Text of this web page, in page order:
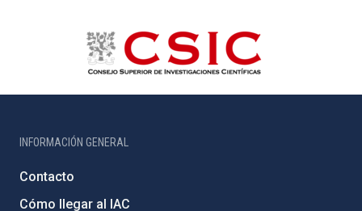
INFORMACIÓN GENERAL
Contacto
Cómo llegar al IAC